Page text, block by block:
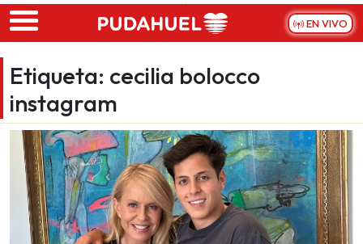
Skip to main content
EN VIVO
Etiqueta: cecilia bolocco
instagram